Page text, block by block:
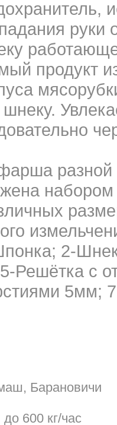
продукт
разной
2-
Решётка с
5мм;
Барановичи
600 кг/час